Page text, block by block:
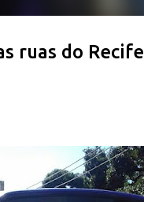
ruas do Recife